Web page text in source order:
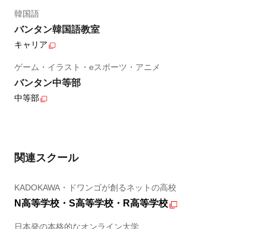
韓国語
バンタン韓国語教室
キャリア
ゲーム・イラスト・eスポーツ・アニメ
バンタン中等部
中等部
関連スクール
KADOKAWA・ドワンゴが創るネットの高校
N高等学校・S高等学校・R高等学校
日本発の本格的なオンライン大学